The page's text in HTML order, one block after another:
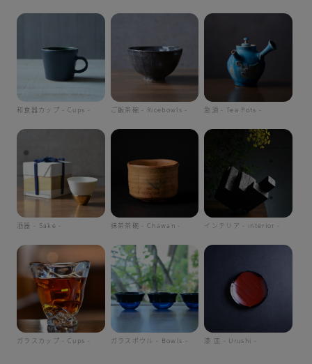
和食器カップ - Cups - ご飯茶碗 - Ricebowls - 急須 - Tea Pots -
酒器 - Sake - 抹茶茶碗 - Chawan - インテリア - interior -
ガラスカップ - Cups - ガラスボウル - Bowls - 漆 皿 - Urushi -